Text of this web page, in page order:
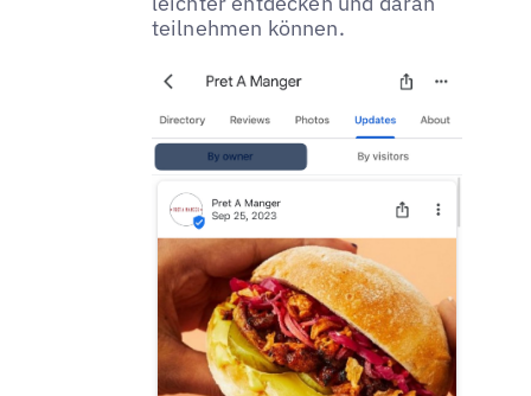
teilnehmen können.